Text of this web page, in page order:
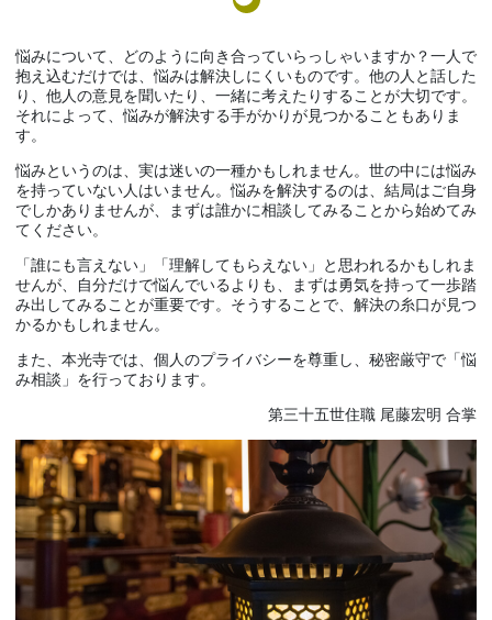
悩みについて、どのように向き合っていらっしゃいますか？一人で
抱え込むだけでは、悩みは解決しにくいものです。他の人と話した
り、他人の意見を聞いたり、一緒に考えたりすることが大切です。
それによって、悩みが解決する手がかりが見つかることもありま
す。
悩みというのは、実は迷いの一種かもしれません。世の中には悩み
を持っていない人はいません。悩みを解決するのは、結局はご自身
でしかありませんが、まずは誰かに相談してみることから始めてみ
てください。
「誰にも言えない」「理解してもらえない」と思われるかもしれま
せんが、自分だけで悩んでいるよりも、まずは勇気を持って一歩踏
み出してみることが重要です。そうすることで、解決の糸口が見つ
かるかもしれません。
また、本光寺では、個人のプライバシーを尊重し、秘密厳守で「悩
み相談」を行っております。
第三十五世住職 尾藤宏明 合掌